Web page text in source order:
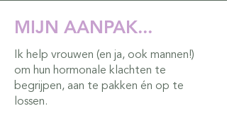
MIJN AANPAK...
Ik help vrouwen (en ja, ook mannen!)
om hun hormonale klachten te
begrijpen, aan te pakken én op te
lossen.